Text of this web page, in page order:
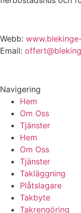
Webb:
Email:
Navigering
Hem
Om Oss
Tjänster
Hem
Om Oss
Tjänster
Takläggning
Plåtslagare
Takbyte
Takrengöring